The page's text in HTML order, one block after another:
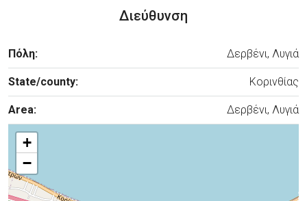
Διεύθυνση
Πόλη: Δερβένι, Λυγιά
State/county: Κορινθίας
Area: Δερβένι, Λυγιά
+
−